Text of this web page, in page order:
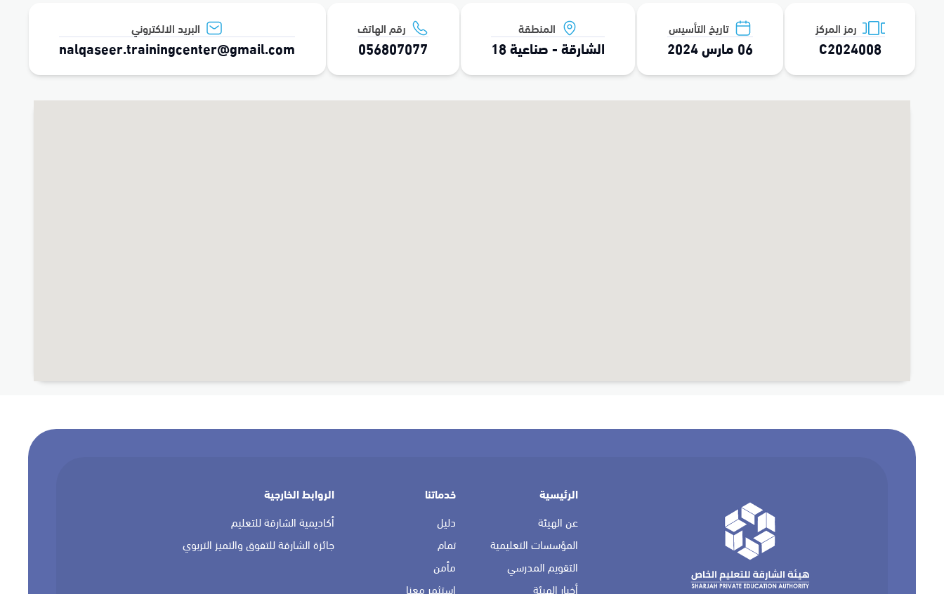
رمز المركز
C2024008
تاريخ التأسيس
06 مارس 2024
المنطقة
الشارقة - صناعية 18
رقم الهاتف
056807077
البريد الالكتروني
nalqaseer.trainingcenter@gmail.com
الرئيسية
عن الهيئة
المؤسسات التعليمية
التقويم المدرسي
أخبار الهيئة
خدماتنا
دليل
تمام
مأمن
استثمر معنا
الروابط الخارجية
أكاديمية الشارقة للتعليم
جائزة الشارقة للتفوق والتميز التربوي